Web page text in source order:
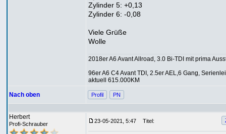
Zylinder 5: +0,13
Zylinder 6: -0,08
Viele Grüße
Wolle
2018er A6 Avant Allroad, 3.0 Bi-TDI mit prima
96er A6 C4 Avant TDI, 2.5er AEL,6 Gang,
aktuell 615.000KM
Nach oben Profil PN
Herbert
Profi-Schrauber 23-05-2021, 5:47 Titel: